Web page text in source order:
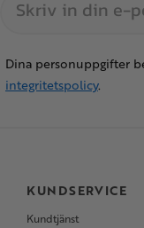
Dina personuppgifter
integritetspolicy.
KUNDSERVICE
Kundtjänst